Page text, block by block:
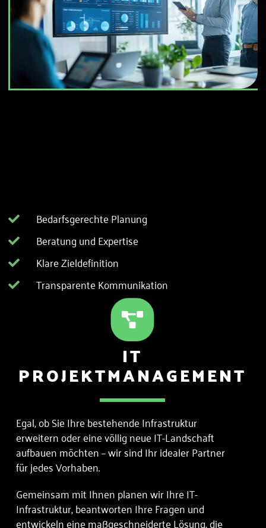
Bedarfsgerechte Planung
Beratung und Expertise
Klare Zieldefinition
Transparente Kommunikation
Schritt-für-Schritt-Ansatz
Zusammenarbeit mit Experten
Zusammenarbeit mit Experten
Fokus auf Zusammenarbeit
IT
PROJEKTMANAGEMENT
Egal, ob Sie Ihre bestehende Infrastruktur
erweitern oder eine völlig neue IT-Landschaft
aufbauen möchten – wir sind Ihr idealer Partner
für jedes Vorhaben.
Gemeinsam mit Ihnen planen wir Ihre IT-
Infrastruktur, beantworten Ihre Fragen und
entwickeln eine maßgeschneiderte Lösung, die